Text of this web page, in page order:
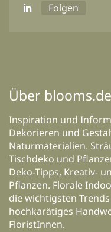
Folgen
Über blooms.de
Inspiration und
Dekorieren und
Naturmaterialien.
Tischdeko und
Deko-Tipps, Kreativ-
Pflanzen. Florale
die wichtigsten
hochkarätiges
FloristInnen.